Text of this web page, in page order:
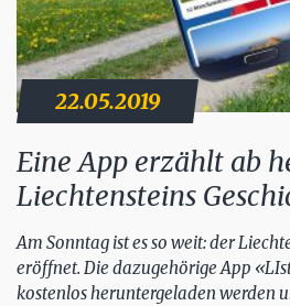
22.05.2019
Eine App erzählt ab
Liechtensteins
Am Sonntag ist es so weit: der
eröffnet. Die dazugehörige App
kostenlos heruntergeladen werden